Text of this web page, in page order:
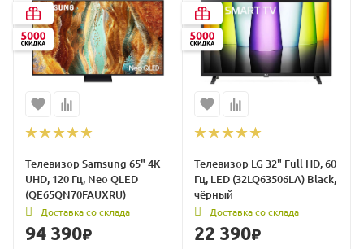
Телевизор Samsung 65" 4K
UHD, 120 Гц, Neo QLED
(QE65QN70FAUXRU)
Доставка со склада
94 390₽
Телевизор LG 32" Full HD, 60
Гц, LED (32LQ63506LA) Black,
чёрный
Доставка со склада
22 390₽